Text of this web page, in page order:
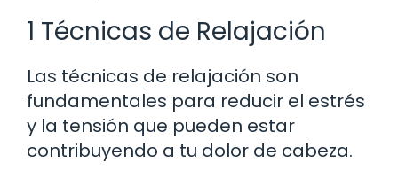
1 Técnicas de Relajación
Las técnicas de relajación son
fundamentales para reducir el estrés
y la tensión que pueden estar
contribuyendo a tu dolor de cabeza.